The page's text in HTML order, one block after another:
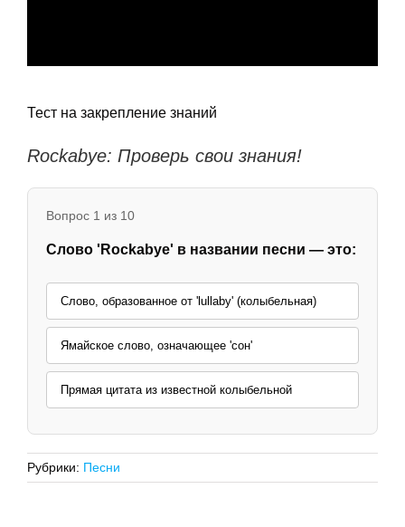
Тест на закрепление знаний
Rockabye: Проверь свои знания!
Вопрос 1 из 10
Слово 'Rockabye' в названии песни — это:
Слово, образованное от 'lullaby' (колыбельная)
Ямайское слово, означающее 'сон'
Прямая цитата из известной колыбельной
Рубрики: Песни